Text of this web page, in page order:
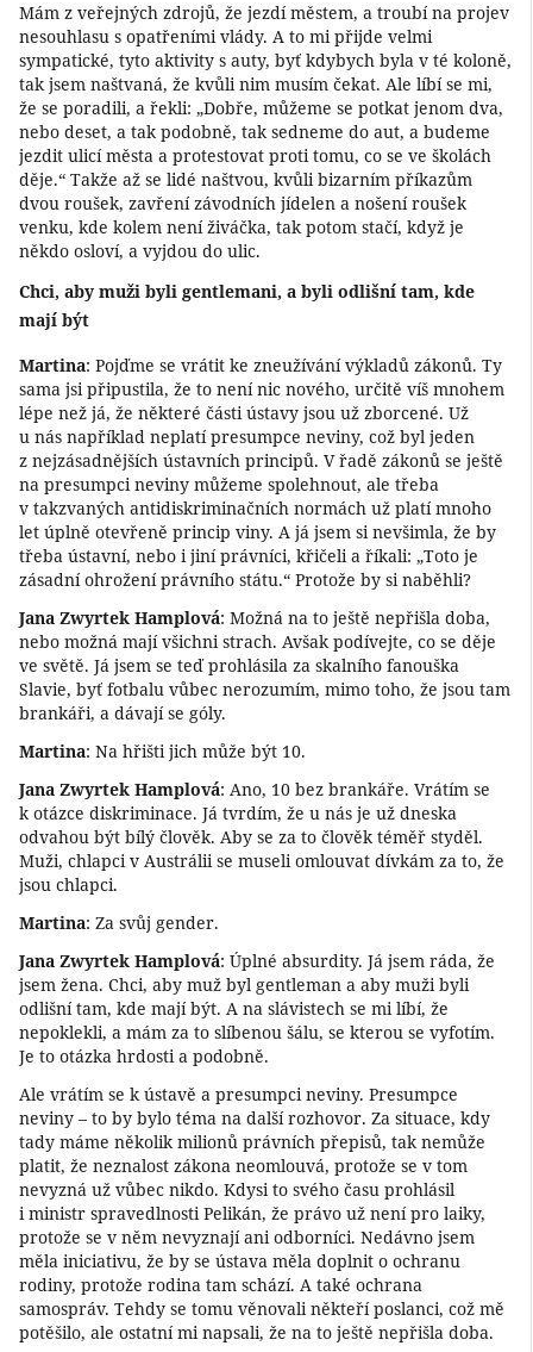
Mám z veřejných zdrojů, že jezdí městem, a troubí na projev
nesouhlasu s opatřeními vlády. A to mi přijde velmi
sympatické, tyto aktivity s auty, byť kdybych byla v té koloně,
tak jsem naštvaná, že kvůli nim musím čekat. Ale líbí se mi,
že se poradili, a řekli: „Dobře, můžeme se potkat jenom dva,
nebo deset, a tak podobně, tak sedneme do aut, a budeme
jezdit ulicí města a protestovat proti tomu, co se ve školách
děje.“ Takže až se lidé naštvou, kvůli bizarním příkazům
dvou roušek, zavření závodních jídelen a nošení roušek
venku, kde kolem není živáčka, tak potom stačí, když je
někdo osloví, a vyjdou do ulic.
Chci, aby muži byli gentlemani, a byli odlišní tam, kde
mají být
Martina: Pojďme se vrátit ke zneužívání výkladů zákonů. Ty
sama jsi připustila, že to není nic nového, určitě víš mnohem
lépe než já, že některé části ústavy jsou už zborcené. Už
u nás například neplatí presumpce neviny, což byl jeden
z nejzásadnějších ústavních principů. V řadě zákonů se ještě
na presumpci neviny můžeme spolehnout, ale třeba
v takzvaných antidiskriminačních normách už platí mnoho
let úplně otevřeně princip viny. A já jsem si nevšimla, že by
třeba ústavní, nebo i jiní právníci, křičeli a říkali: „Toto je
zásadní ohrožení právního státu.“ Protože by si naběhli?
Jana Zwyrtek Hamplová: Možná na to ještě nepřišla doba,
nebo možná mají všichni strach. Avšak podívejte, co se děje
ve světě. Já jsem se teď prohlásila za skalního fanouška
Slavie, byť fotbalu vůbec nerozumím, mimo toho, že jsou tam
brankáři, a dávají se góly.
Martina: Na hřišti jich může být 10.
Jana Zwyrtek Hamplová: Ano, 10 bez brankáře. Vrátím se
k otázce diskriminace. Já tvrdím, že u nás je už dneska
odvahou být bílý člověk. Aby se za to člověk téměř styděl.
Muži, chlapci v Austrálii se museli omlouvat dívkám za to, že
jsou chlapci.
Martina: Za svůj gender.
Jana Zwyrtek Hamplová: Úplné absurdity. Já jsem ráda, že
jsem žena. Chci, aby muž byl gentleman a aby muži byli
odlišní tam, kde mají být. A na slávistech se mi líbí, že
nepoklekli, a mám za to slíbenou šálu, se kterou se vyfotím.
Je to otázka hrdosti a podobně.
Ale vrátím se k ústavě a presumpci neviny. Presumpce
neviny – to by bylo téma na další rozhovor. Za situace, kdy
tady máme několik milionů právních přepisů, tak nemůže
platit, že neznalost zákona neomlouvá, protože se v tom
nevyzná už vůbec nikdo. Kdysi to svého času prohlásil
i ministr spravedlnosti Pelikán, že právo už není pro laiky,
protože se v něm nevyznají ani odborníci. Nedávno jsem
měla iniciativu, že by se ústava měla doplnit o ochranu
rodiny, protože rodina tam schází. A také ochrana
samospráv. Tehdy se tomu věnovali někteří poslanci, což mě
potěšilo, ale ostatní mi napsali, že na to ještě nepřišla doba.